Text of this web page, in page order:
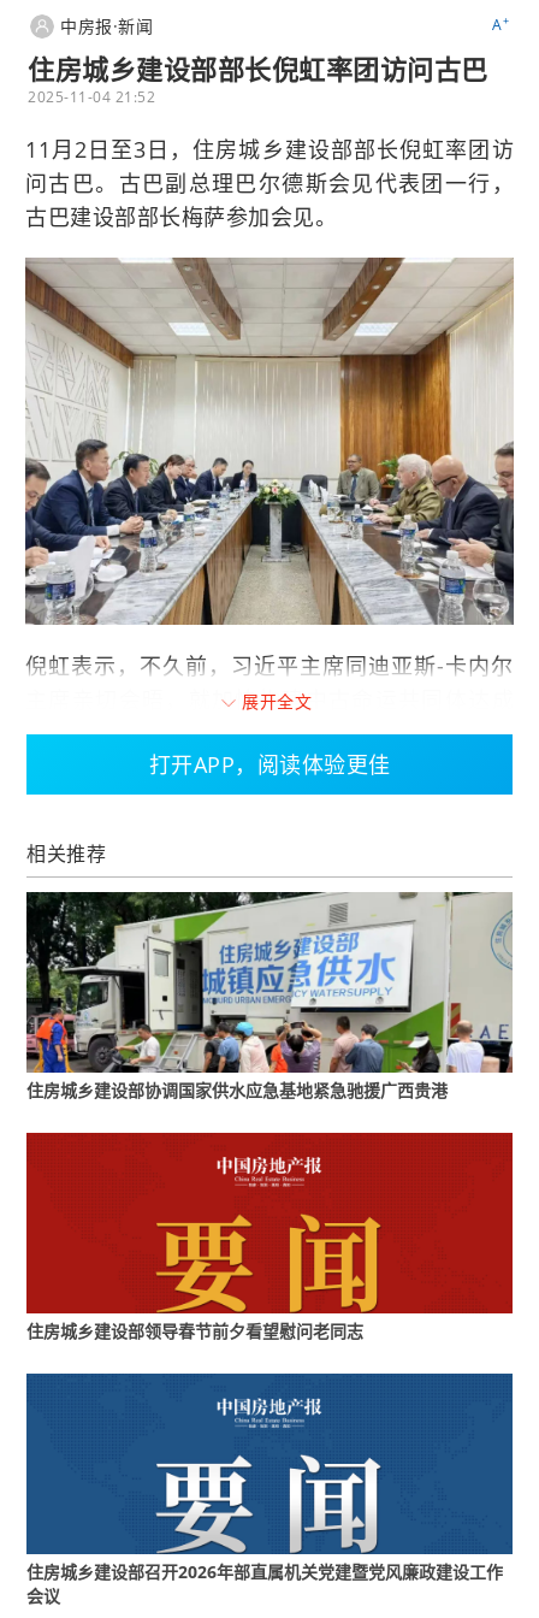
中房报·新闻 A+
住房城乡建设部部长倪虹率团访问古巴
2025-11-04 21:52
11月2日至3日，住房城乡建设部部长倪虹率团访
问古巴。古巴副总理巴尔德斯会见代表团一行，
古巴建设部部长梅萨参加会见。
倪虹表示，不久前，习近平主席同迪亚斯-卡内尔
主席亲切会晤，就加快构建中古命运共同体达成
重要共识。我们愿同古方一道，落实好两国元首
达成的重要共识，深化住房城乡建设领域交流合
作，加强互学互鉴，携手构建中古命运共同体。
巴尔德斯表示，住房和基础设施是民生福祉重要
组成部分，古巴珍视与中方传统友谊，希望在住
房、基础设施建设、灾区重建等方面加强交流合
作，探索合作机遇。
代表团调研了古巴马里埃尔经济特区和上海电气
马里埃尔光伏电站项目。
展开全文
打开APP，阅读体验更佳
相关推荐
住房城乡建设部协调国家供水应急基地紧急驰援广西贵港
住房城乡建设部领导春节前夕看望慰问老同志
住房城乡建设部召开2026年部直属机关党建暨党风廉政建设工作
会议